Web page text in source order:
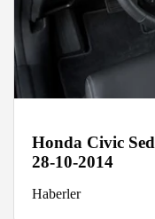
Honda Civic
28-10-2014
Haberler